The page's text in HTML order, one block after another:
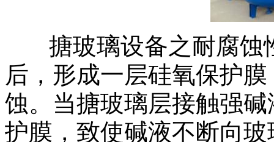
搪玻璃设备之耐腐蚀
后，形成一层硅氧保护
蚀。当搪玻璃层接触强
护膜，致使碱液不断向